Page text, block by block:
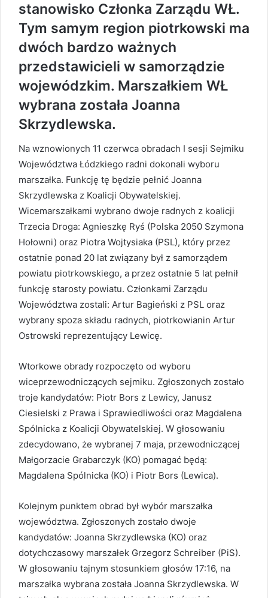
stanowisko Członka Zarządu WŁ.
Tym samym region piotrkowski ma
dwóch bardzo ważnych
przedstawicieli w samorządzie
wojewódzkim. Marszałkiem WŁ
wybrana została Joanna
Skrzydlewska.
Na wznowionych 11 czerwca obradach I sesji Sejmiku
Województwa Łódzkiego radni dokonali wyboru
marszałka. Funkcję tę będzie pełnić Joanna
Skrzydlewska z Koalicji Obywatelskiej.
Wicemarszałkami wybrano dwoje radnych z koalicji
Trzecia Droga: Agnieszkę Ryś (Polska 2050 Szymona
Hołowni) oraz Piotra Wojtysiaka (PSL), który przez
ostatnie ponad 20 lat związany był z samorządem
powiatu piotrkowskiego, a przez ostatnie 5 lat pełnił
funkcję starosty powiatu. Członkami Zarządu
Województwa zostali: Artur Bagieński z PSL oraz
wybrany spoza składu radnych, piotrkowianin Artur
Ostrowski reprezentujący Lewicę.
Wtorkowe obrady rozpoczęto od wyboru
wiceprzewodniczących sejmiku. Zgłoszonych zostało
troje kandydatów: Piotr Bors z Lewicy, Janusz
Ciesielski z Prawa i Sprawiedliwości oraz Magdalena
Spólnicka z Koalicji Obywatelskiej. W głosowaniu
zdecydowano, że wybranej 7 maja, przewodniczącej
Małgorzacie Grabarczyk (KO) pomagać będą:
Magdalena Spólnicka (KO) i Piotr Bors (Lewica).
Kolejnym punktem obrad był wybór marszałka
województwa. Zgłoszonych zostało dwoje
kandydatów: Joanna Skrzydlewska (KO) oraz
dotychczasowy marszałek Grzegorz Schreiber (PiS).
W głosowaniu tajnym stosunkiem głosów 17:16, na
marszałka wybrana została Joanna Skrzydlewska. W